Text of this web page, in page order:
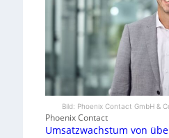
Bild: Phoenix Contact GmbH &
Phoenix Contact
Umsatzwachstum von